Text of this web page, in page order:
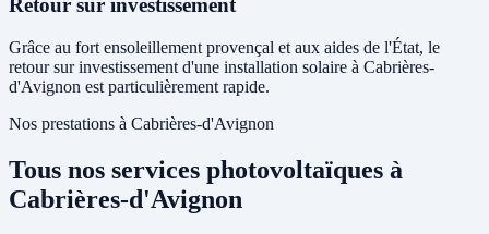
Retour sur investissement
Grâce au fort ensoleillement provençal et aux aides de l'État, le
retour sur investissement d'une installation solaire à Cabrières-
d'Avignon est particulièrement rapide.
Nos prestations à Cabrières-d'Avignon
Tous nos services photovoltaïques à
Cabrières-d'Avignon